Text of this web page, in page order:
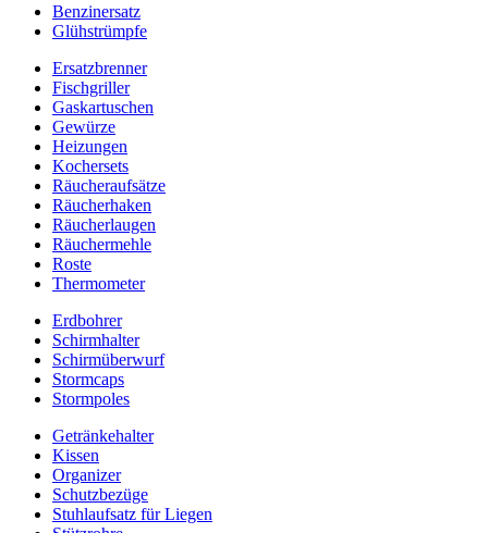
Benzinersatz
Glühstrümpfe
Ersatzbrenner
Fischgriller
Gaskartuschen
Gewürze
Heizungen
Kochersets
Räucheraufsätze
Räucherhaken
Räucherlaugen
Räuchermehle
Roste
Thermometer
Erdbohrer
Schirmhalter
Schirmüberwurf
Stormcaps
Stormpoles
Getränkehalter
Kissen
Organizer
Schutzbezüge
Stuhlaufsatz für Liegen